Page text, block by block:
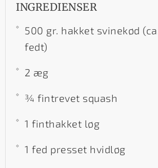
INGREDIENSER
500 gr. hakket svinekød
fedt)
2 æg
¾ fintrevet squash
1 finthakket løg
1 fed presset hvidløg